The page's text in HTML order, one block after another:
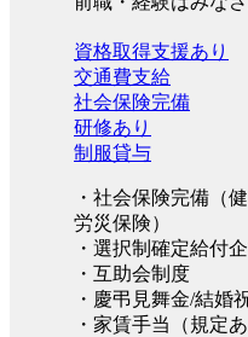
資格取得支援あり
交通費支給
社会保険完備
研修あり
制服貸与
・社会保険完備（
労災保険）
・選択制確定給付
・互助会制度
・慶弔見舞金/結婚
・家賃手当（規定あ